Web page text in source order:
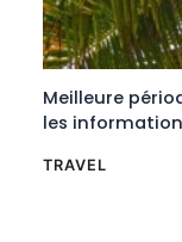
Meilleure
les
TRAVEL